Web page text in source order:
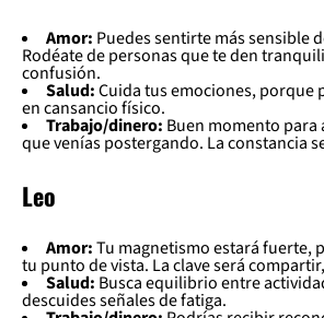
Amor: Puedes sentirte más sensible
Rodéate de personas que te den
confusión.
Salud:Cuida tus emociones, porque
en cansancio físico.
Trabajo/dinero: Buen momento para
que venías postergando. La constancia
Leo
Amor:Tu magnetismo estará fuerte,
tu punto de vista. La clave será
Salud: Busca equilibrio entre
descuides señales de fatiga.